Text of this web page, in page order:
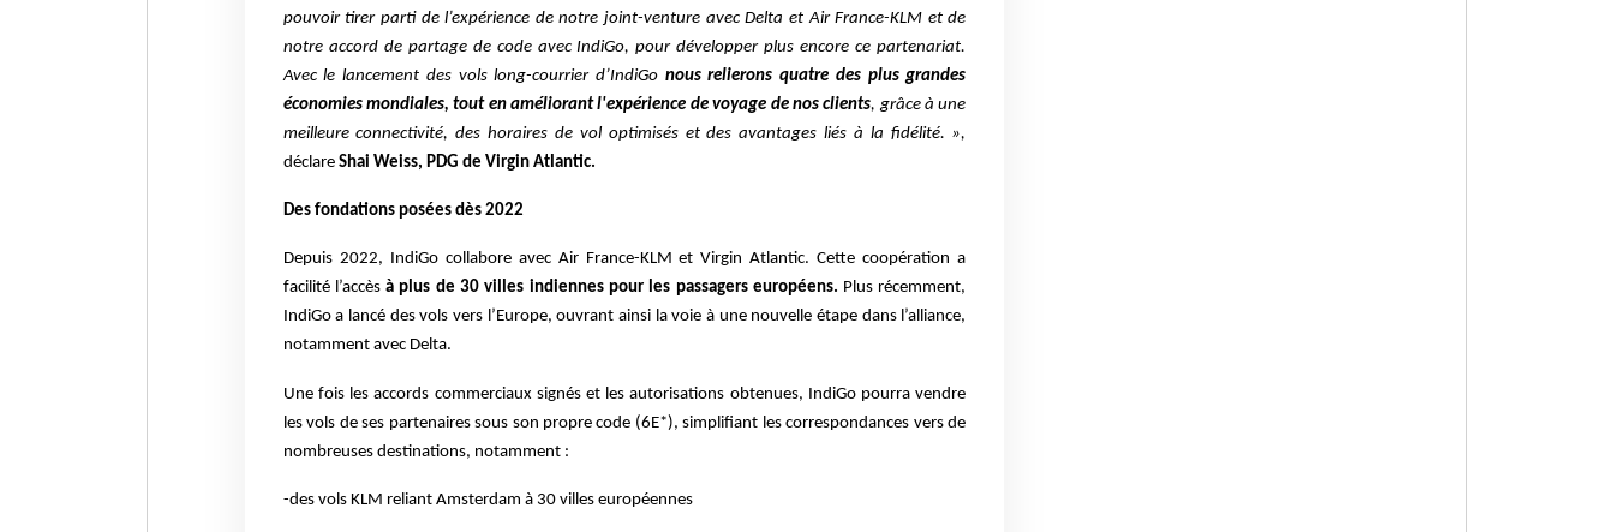
pouvoir tirer parti de l’expérience de notre joint-venture avec Delta et Air France-KLM et de
notre accord de partage de code avec IndiGo, pour développer plus encore ce partenariat.
Avec le lancement des vols long-courrier d’IndiGo nous relierons quatre des plus grandes
économies mondiales, tout en améliorant l'expérience de voyage de nos clients, grâce à une
meilleure connectivité, des horaires de vol optimisés et des avantages liés à la fidélité. »,
déclare Shai Weiss, PDG de Virgin Atlantic.
Des fondations posées dès 2022
Depuis 2022, IndiGo collabore avec Air France-KLM et Virgin Atlantic. Cette coopération a
facilité l’accèsà plus de 30 villes indiennes pour les passagers européens. Plus récemment,
IndiGo a lancé des vols vers l’Europe, ouvrant ainsi la voie à une nouvelle étape dans l’alliance,
notamment avec Delta.
Une fois les accords commerciaux signés et les autorisations obtenues, IndiGo pourra vendre
les vols de ses partenaires sous son propre code (6E*), simplifiant les correspondances vers de
nombreuses destinations, notamment :
-des vols KLM reliant Amsterdam à 30 villes européennes